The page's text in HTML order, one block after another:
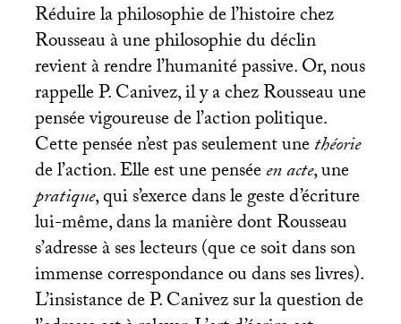
Réduire la philosophie de l’histoire chez
Rousseau à une philosophie du déclin
revient à rendre l’humanité passive. Or, nous
rappelle P. Canivez, il y a chez Rousseau une
pensée vigoureuse de l’action politique.
Cette pensée n’est pas seulement unethéorie
de l’action. Elle est une penséeen acte, une
pratique, qui s’exerce dans le geste d’écriture
lui-même, dans la manière dont Rousseau
s’adresse à ses lecteurs (que ce soit dans son
immense correspondance ou dans ses livres).
L’insistance de P. Canivez sur la question de